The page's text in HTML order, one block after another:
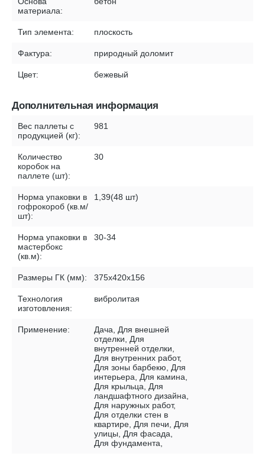
материала:
Тип элемента: плоскость
Фактура: природный доломит
Цвет: бежевый
Дополнительная информация
Вес паллеты с
продукцией (кг):
981
Количество
коробок на
паллете (шт):
30
Норма упаковки в
гофрокороб (кв.м/
шт):
1,39(48 шт)
Норма упаковки в
мастербокс
(кв.м):
30-34
Размеры ГК (мм): 375х420х156
Технология
изготовления:
вибролитая
Применение:
Дача, Для внешней
отделки, Для
внутренней отделки,
Для внутренних работ,
Для зоны барбекю, Для
интерьера, Для камина,
Для крыльца, Для
ландшафтного дизайна,
Для наружных работ,
Для отделки стен в
квартире, Для печи, Для
улицы, Для фасада,
Для фундамента,